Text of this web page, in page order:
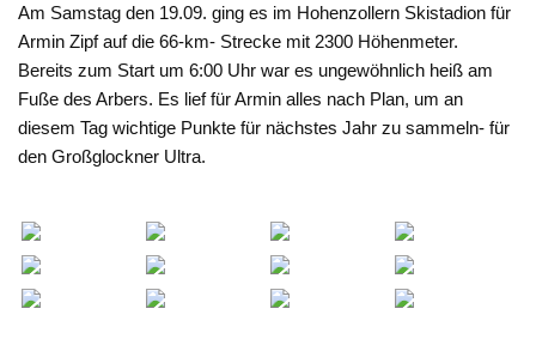
Am Samstag den 19.09. ging es im Hohenzollern Skistadion für
Armin Zipf auf die 66-km- Strecke mit 2300 Höhenmeter.
Bereits zum Start um 6:00 Uhr war es ungewöhnlich heiß am
Fuße des Arbers. Es lief für Armin alles nach Plan, um an
diesem Tag wichtige Punkte für nächstes Jahr zu sammeln- für
den Großglockner Ultra.